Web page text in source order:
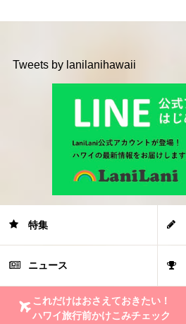
Tweets by lanilanihawaii
特集
ニュース
これだけはおさえておきたい！
ハワイ旅行前かけこみチェック